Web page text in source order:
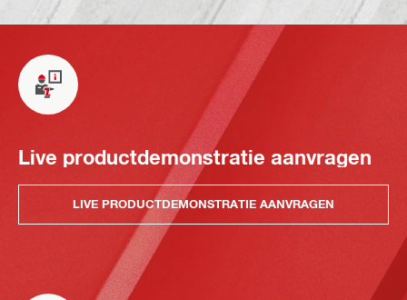
Live productdemonstratie aanvragen
LIVE PRODUCTDEMONSTRATIE AANVRAGEN